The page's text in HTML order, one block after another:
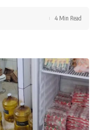
4 Min Read